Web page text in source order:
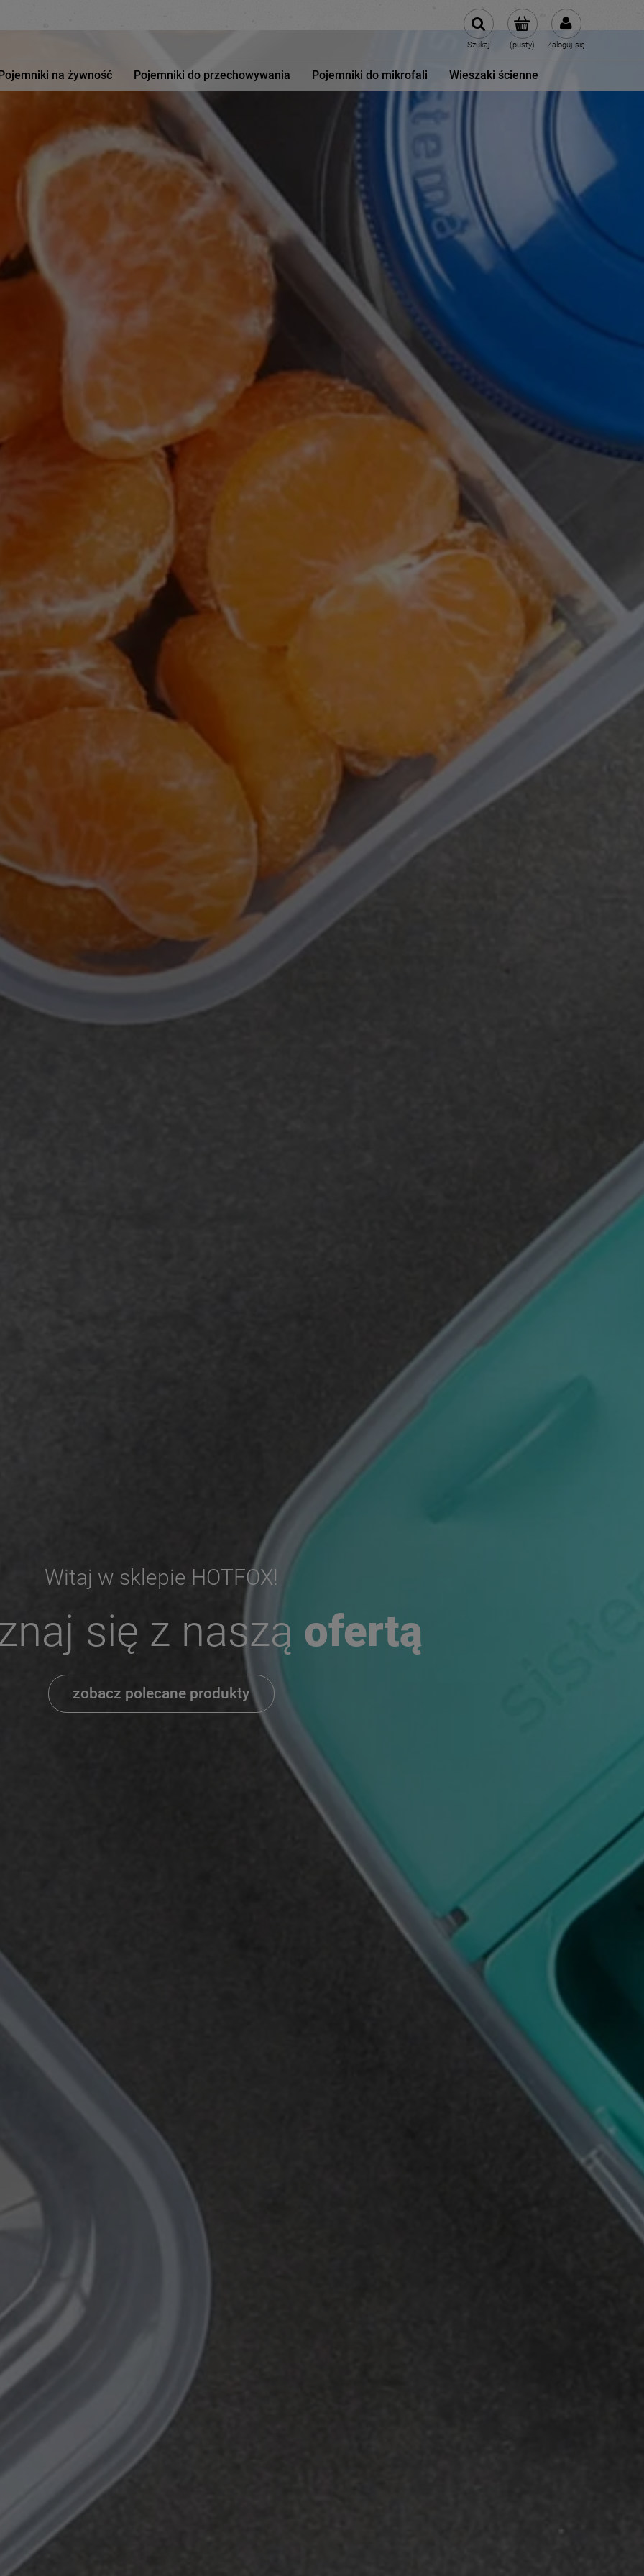
(pusty) Zaloguj się
Szukaj
na żywność Pojemniki do przechowywania Pojemniki do mikrofali Wieszaki ścienne
Witaj w sklepie HOTFOX!
się z naszą ofertą
zobacz polecane produkty